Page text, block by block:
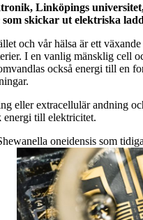
Linköpings
skickar ut elektriska
och vår hälsa är ett
I en vanlig mänsklig cell
också energi till en
eller extracellulär andning
energi till elektricitet.
oneidensis som